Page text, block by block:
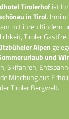
Tirolerhofist
in Tirol. Irmi
mit ihren Kindern
Tiroler
Alpen
und
Skifahren,
Mischung aus
Tiroler Bergwelt.